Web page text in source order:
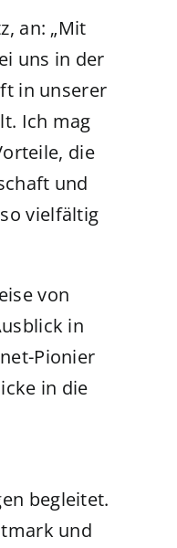
an: „Mit
uns in der
in unserer
Ich mag
die
und
vielfältig
von
in
Pionier
in die
begleitet.
und